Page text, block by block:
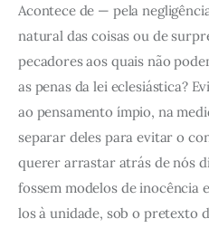
Acontece de — pela
natural das coisas ou de
pecadores aos quais não
as penas da lei eclesiástica?
ao pensamento ímpio, na
separar deles para evitar o
querer arrastar atrás de nós
fossem modelos de inocência
los à unidade, sob o pretexto